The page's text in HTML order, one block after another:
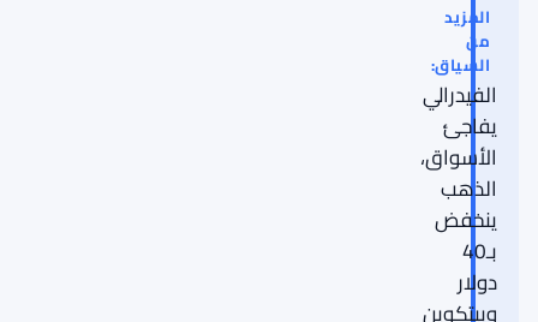
المزيد
من
السياق:
الفيدرالي
يفاجئ
الأسواق،
الذهب
ينخفض
بـ40
دولار
وبيتكوين